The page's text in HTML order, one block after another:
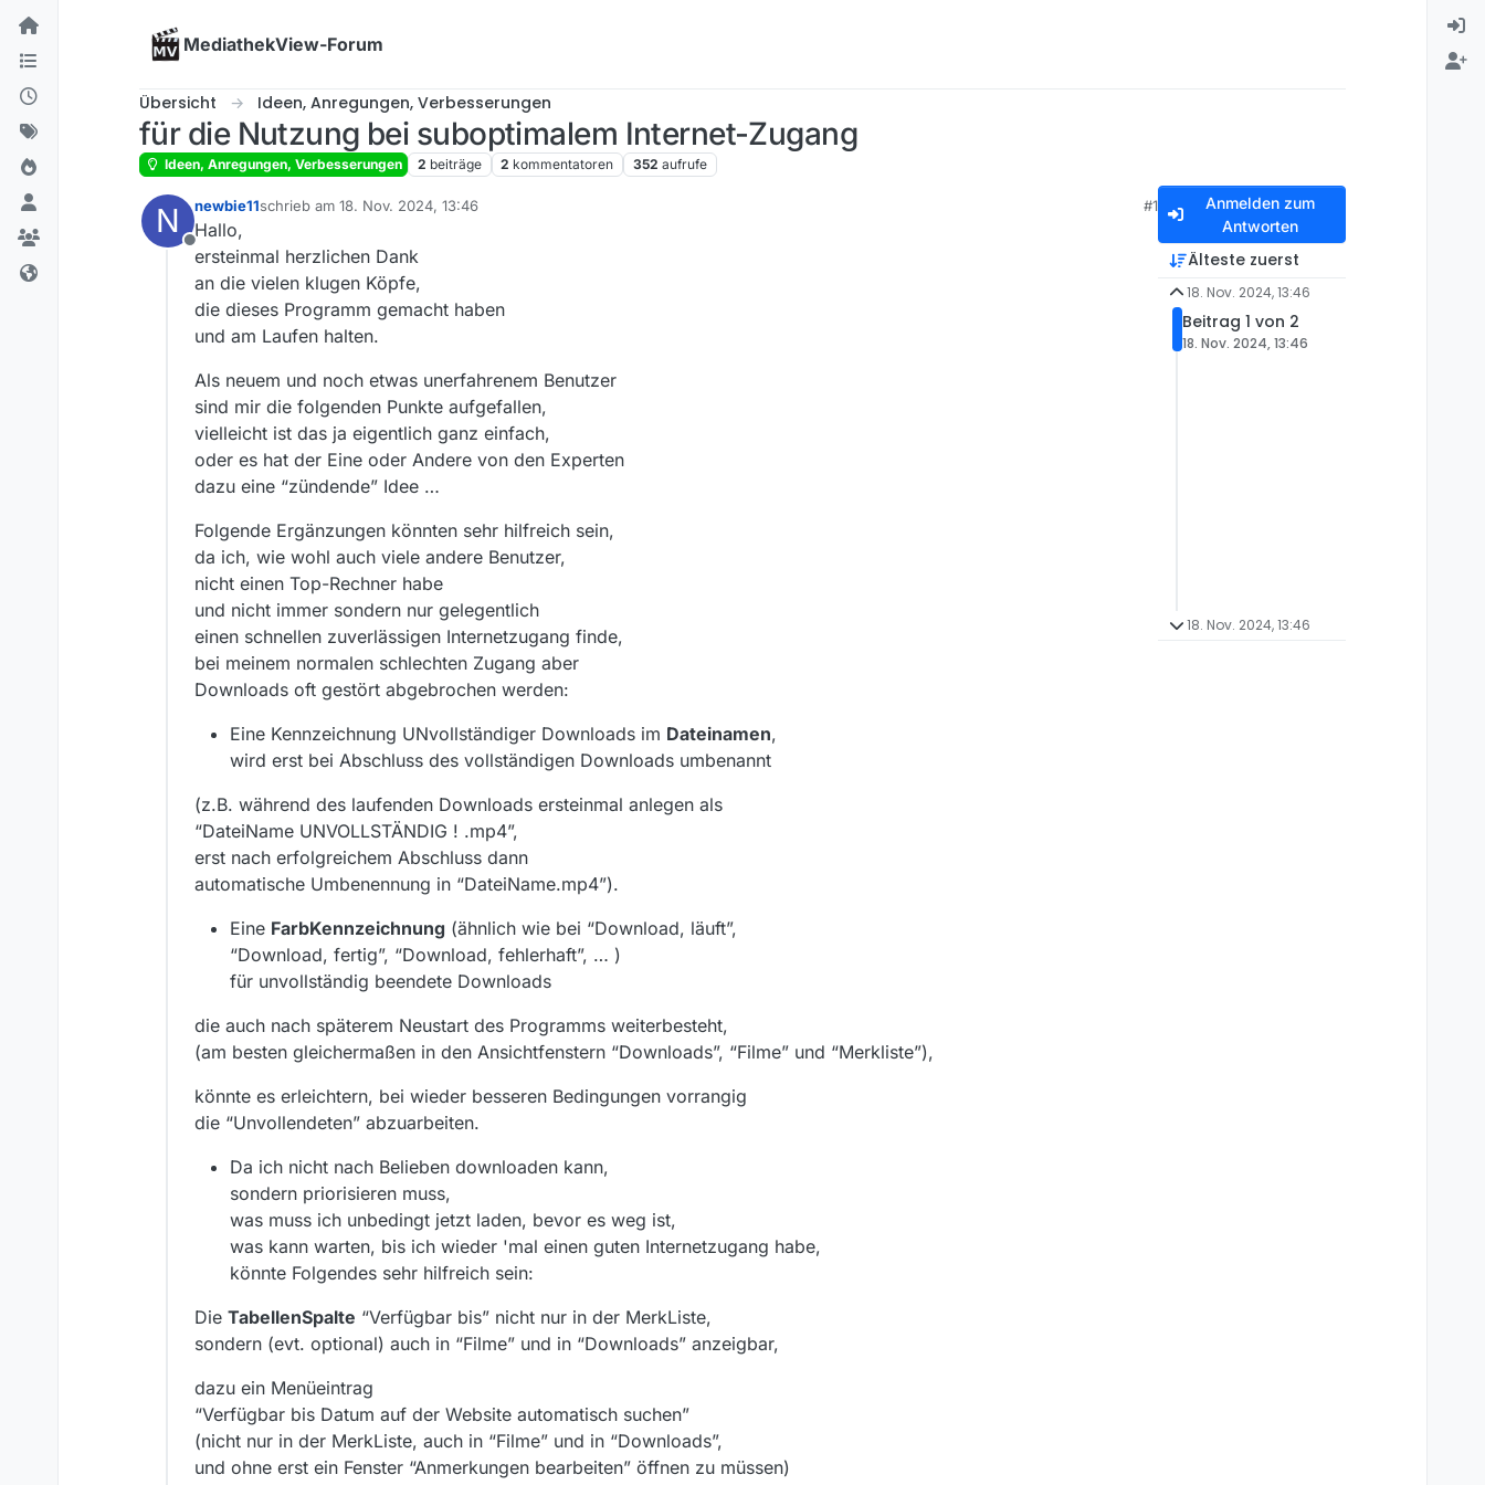
Skip to content
MediathekView-Forum
Übersicht Ideen, Anregungen, Verbesserungen
für die Nutzung bei suboptimalem Internet-Zugang
Ideen, Anregungen, Verbesserungen 2 beiträge 2 kommentatoren 352 aufrufe
N
Offline
newbie11schrieb am 18. Nov. 2024, 13:46
zuletzt editiert von
#1
Hallo,
ersteinmal herzlichen Dank
an die vielen klugen Köpfe,
die dieses Programm gemacht haben
und am Laufen halten.
Als neuem und noch etwas unerfahrenem Benutzer
sind mir die folgenden Punkte aufgefallen,
vielleicht ist das ja eigentlich ganz einfach,
oder es hat der Eine oder Andere von den Experten
dazu eine “zündende” Idee …
Folgende Ergänzungen könnten sehr hilfreich sein,
da ich, wie wohl auch viele andere Benutzer,
nicht einen Top-Rechner habe
und nicht immer sondern nur gelegentlich
einen schnellen zuverlässigen Internetzugang finde,
bei meinem normalen schlechten Zugang aber
Downloads oft gestört abgebrochen werden:
Eine Kennzeichnung UNvollständiger Downloads im Dateinamen,
wird erst bei Abschluss des vollständigen Downloads umbenannt
(z.B. während des laufenden Downloads ersteinmal anlegen als
“DateiName UNVOLLSTÄNDIG ! .mp4”,
erst nach erfolgreichem Abschluss dann
automatische Umbenennung in “DateiName.mp4”).
Eine FarbKennzeichnung (ähnlich wie bei “Download, läuft”,
“Download, fertig”, “Download, fehlerhaft”, … )
für unvollständig beendete Downloads
die auch nach späterem Neustart des Programms weiterbesteht,
(am besten gleichermaßen in den Ansichtfenstern “Downloads”, “Filme” und “Merkliste”),
könnte es erleichtern, bei wieder besseren Bedingungen vorrangig
die “Unvollendeten” abzuarbeiten.
Da ich nicht nach Belieben downloaden kann,
sondern priorisieren muss,
was muss ich unbedingt jetzt laden, bevor es weg ist,
was kann warten, bis ich wieder 'mal einen guten Internetzugang habe,
könnte Folgendes sehr hilfreich sein:
Die TabellenSpalte “Verfügbar bis” nicht nur in der MerkListe,
sondern (evt. optional) auch in “Filme” und in “Downloads” anzeigbar,
dazu ein Menüeintrag
“Verfügbar bis Datum auf der Website automatisch suchen”
(nicht nur in der MerkListe, auch in “Filme” und in “Downloads”,
und ohne erst ein Fenster “Anmerkungen bearbeiten” öffnen zu müssen)
Anmelden zum
Antworten
Älteste zuerst
18. Nov. 2024, 13:46
Beitrag 1 von 2
18. Nov. 2024, 13:46
18. Nov. 2024, 13:46